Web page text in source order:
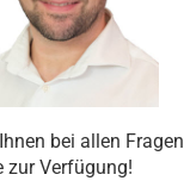
bei allen Fragen
zur Verfügung!